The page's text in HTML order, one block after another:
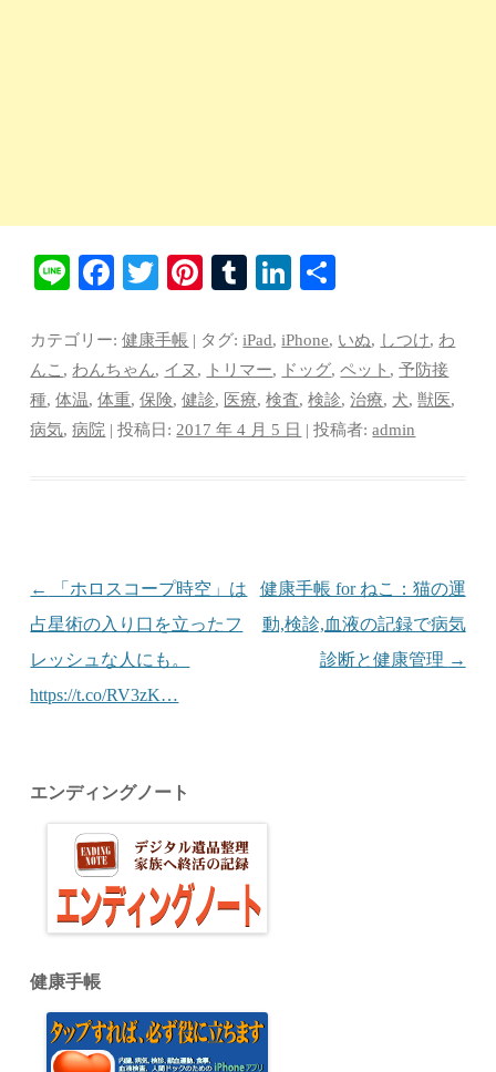
Li
Fa
bo
ok
T
tte
r
Pi
er
es
t
T
m
bl
r
Li
ed
In
カテゴリー:健康手帳 | タグ:iPad,iPhone, いぬ, しつけ, わ
んこ , わんちゃん, イヌ , トリマー, ドッグ,ペット ,予防接
種,体温,体重,保険,健診, 医療,検査,検診,治療, 犬,獣医,
病気,病院 | 投稿日: 2017 年 4 月 5 日 |投稿者:admin
投稿ナビゲーション
←
「ホロスコープ時空」は
占星術の入り口を立ったフ
レッシュな人にも。
https://t.co/RV3zK…
健康手帳 for ねこ：猫の運
動,検診,血液の記録で病気
診断と健康管理 →
エンディングノート
健康手帳